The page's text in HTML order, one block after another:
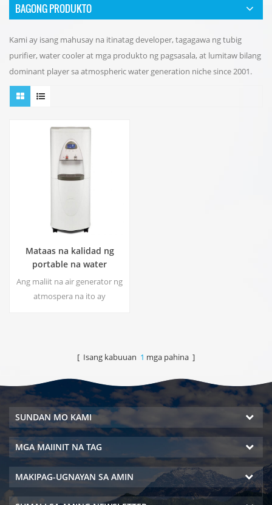
BAGONG PRODUKTO
Kami ay isang mahusay na itinatag developer, tagagawa ng tubig
purifier, water cooler at mga produkto ng pagsasala, at lumitaw bilang
dominant player sa atmospheric water generation niche since 2001.
Mataas na kalidad ng
portable na water
generator mula sa air HR-
Ang maliit na air generator ng
atmospera na ito ay
inuming tubig.Hot at malamig
LCD screen ng display.
[ Isang kabuuan 1 mga pahina ]
SUNDAN MO KAMI
MGA MAIINIT NA TAG
MAKIPAG-UGNAYAN SA AMIN